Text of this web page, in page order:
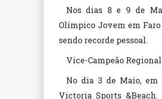
Nos dias 8 e 9 de
Olímpico Jovem em Faro
sendo recorde pessoal.
Vice-Campeão
No dia 3 de Maio,
Victoria Sports